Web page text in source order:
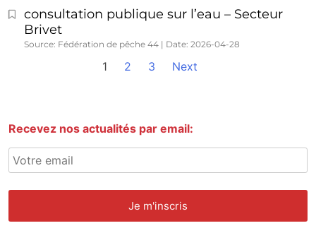
consultation publique sur l’eau – Secteur
Brivet
Source: Fédération de pêche 44 Date: 2026-04-28
1 2 3 Next
Recevez nos actualités par email: